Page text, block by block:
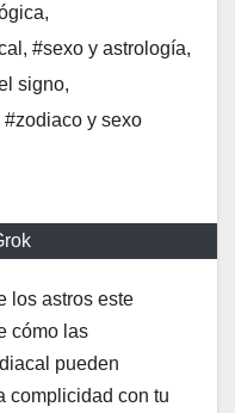
,
, #sexo y astrología,
signo,
#zodiaco y sexo
los astros este
cómo las
pueden
complicidad con tu